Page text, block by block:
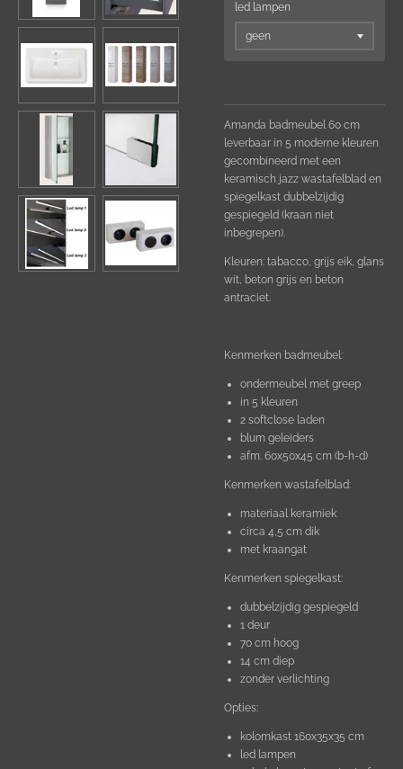
led lampen
Amanda badmeubel 60 cm
leverbaar in 5 moderne kleuren
gecombineerd met een
keramisch jazz wastafelblad en
spiegelkast dubbelzijdig
gespiegeld (kraan niet
inbegrepen).
Kleuren: tabacco, grijs eik, glans
wit, beton grijs en beton
antraciet.
Kenmerken badmeubel:
ondermeubel met greep
in 5 kleuren
2 softclose laden
blum geleiders
afm. 60x50x45 cm (b-h-d)
Kenmerken wastafelblad:
materiaal keramiek
circa 4,5 cm dik
met kraangat
Kenmerken spiegelkast:
dubbelzijdig gespiegeld
1 deur
70 cm hoog
14 cm diep
zonder verlichting
Opties:
kolomkast 160x35x35 cm
led lampen